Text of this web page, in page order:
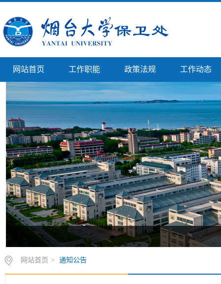
网站首页 工作职能 政策法规 工作动态
网站首页 > 通知公告